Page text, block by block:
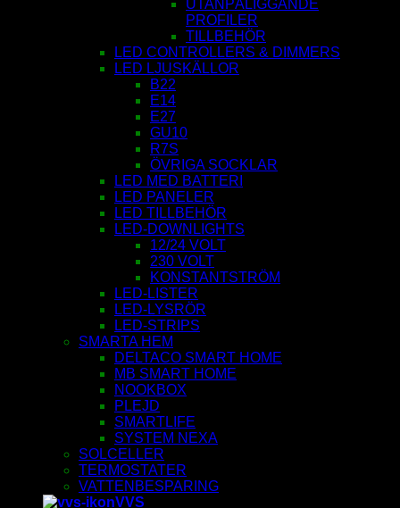
UTANPÅLIGGANDE
PROFILER
TILLBEHÖR
LED CONTROLLERS & DIMMERS
LED LJUSKÄLLOR
B22
E14
E27
GU10
R7S
ÖVRIGA SOCKLAR
LED MED BATTERI
LED PANELER
LED TILLBEHÖR
LED-DOWNLIGHTS
12/24 VOLT
230 VOLT
KONSTANTSTRÖM
LED-LISTER
LED-LYSRÖR
LED-STRIPS
SMARTA HEM
DELTACO SMART HOME
MB SMART HOME
NOOKBOX
PLEJD
SMARTLIFE
SYSTEM NEXA
SOLCELLER
TERMOSTATER
VATTENBESPARING
VVS